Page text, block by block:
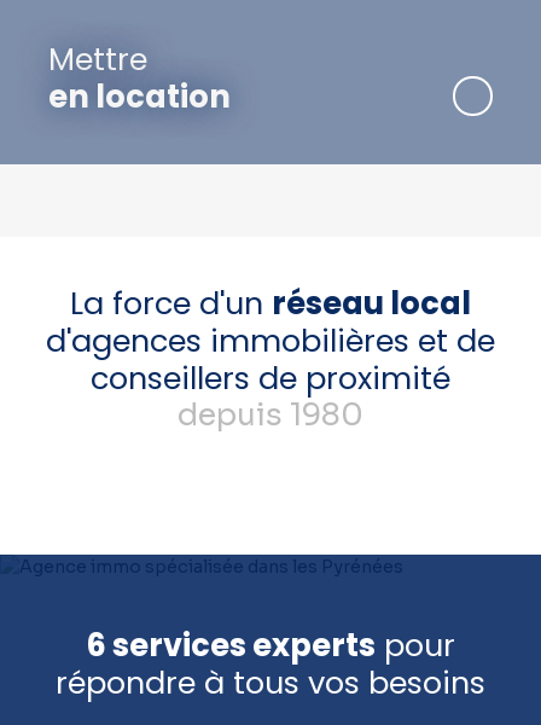
Mettre
en location
La force d'un réseau local
d'agences immobilières et de
conseillers de proximité
depuis 1980
6 services experts pour
répondre à tous vos besoins